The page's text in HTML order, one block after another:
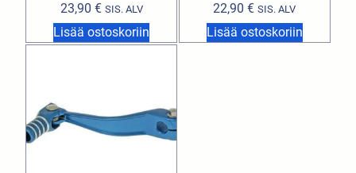
23,90 € SIS. ALV
Lisää ostoskoriin
22,90€ SIS. ALV
Lisää ostoskoriin